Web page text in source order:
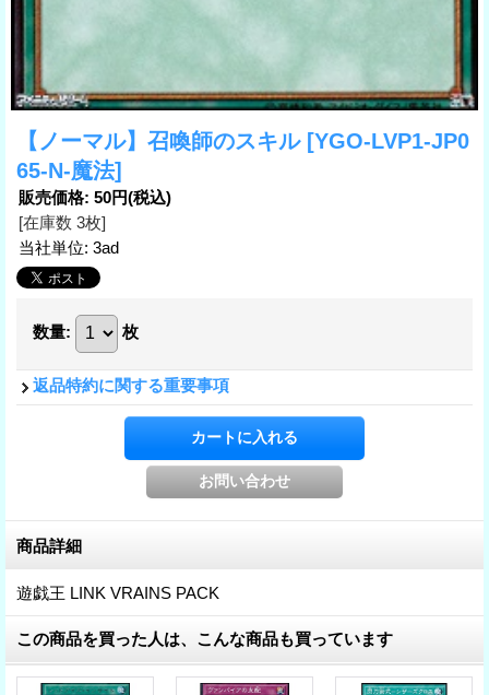
【ノーマル】召喚師のスキル [YGO-LVP1-JP0
65-N-魔法]
販売価格: 50円(税込)
[在庫数 3枚]
当社単位: 3ad
数量: 枚
返品特約に関する重要事項
商品詳細
遊戯王 LINK VRAINS PACK
この商品を買った人は、こんな商品も買っています